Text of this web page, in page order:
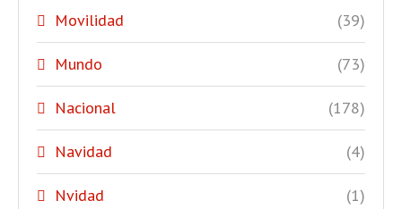
Movilidad (39)
Mundo (73)
Nacional (178)
Navidad (4)
Nvidad (1)